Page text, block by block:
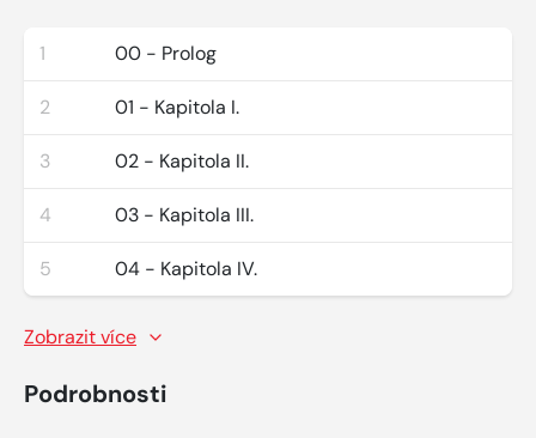
1 00 - Prolog
2 01 - Kapitola I.
3 02 - Kapitola II.
4 03 - Kapitola III.
5 04 - Kapitola IV.
Zobrazit více
Podrobnosti